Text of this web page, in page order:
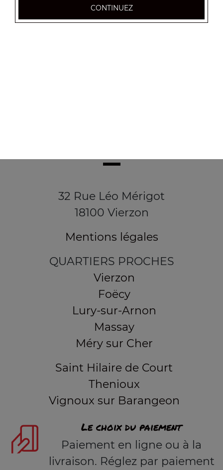
32 Rue Léo Mérigot
18100 Vierzon
Mentions légales
QUARTIERS PROCHES
Vierzon
Foëcy
Lury-sur-Arnon
Massay
Méry sur Cher
Saint Hilaire de Court
Thenioux
Vignoux sur Barangeon
Le choix du paiement
Paiement en ligne ou à la
livraison. Réglez par paiement
CONTINUEZ